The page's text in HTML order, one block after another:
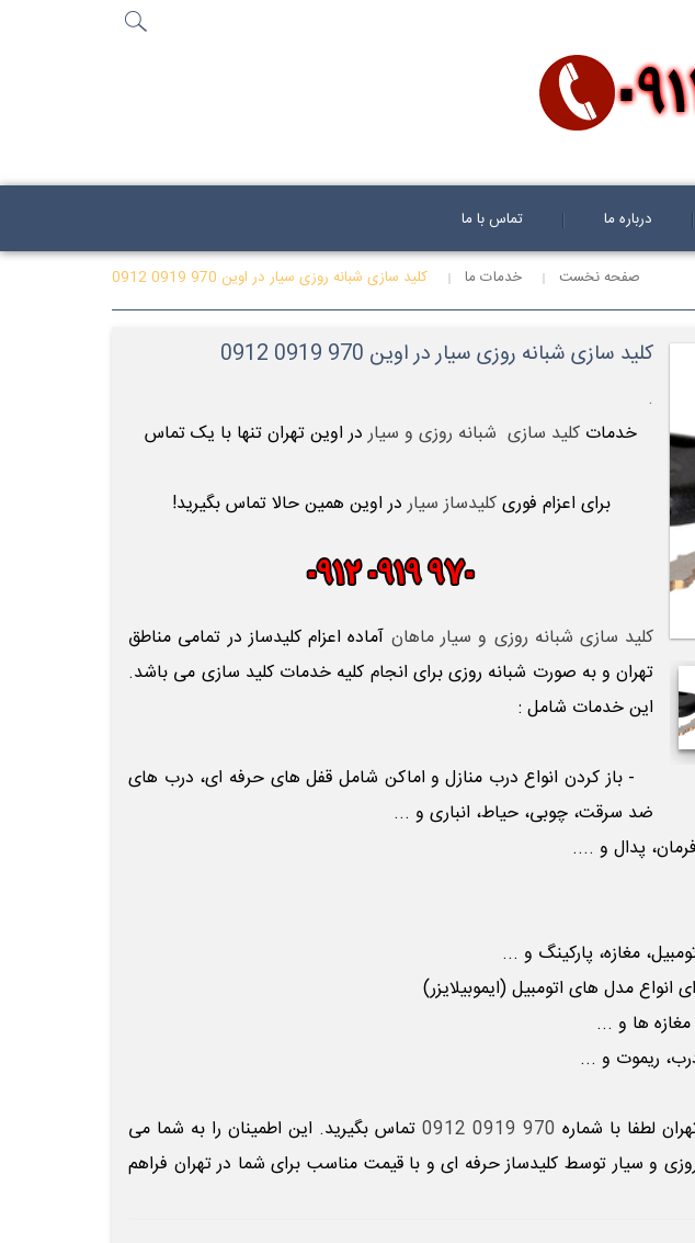
درباره ما تماس با ما
صفحه نخست خدمات ما کلید سازی شبانه روزی سیار در اوین 970 0919 0912
کلید سازی شبانه روزی سیار در اوین 970 0919 0912
.
خدمات کلید سازی شبانه روزی و سیاردر اوین تهران تنها با یک تماس
برای اعزام فوریکلیدساز سیاردر اوین همین حالا تماس بگیرید!
کلید سازی شبانه روزی و سیار ماهان آماده اعزام کلیدساز در تمامی مناطق
تهران و به صورت شبانه روزی برای انجام کلیه خدمات کلید سازی می باشد.
این خدمات شامل :
- باز کردن انواع درب منازل و اماکن شامل قفل های حرفه ای، درب های
ضد سرقت، چوبی، حیاط، انباری و ...
پدال و ....
مغازه، پارکینگ و ...
مدل های اتومبیل (ایموبیلایزر)
ها و ...
ریموت و ...
لطفا با شماره 970 0919 0912 تماس بگیرید. این اطمینان را به شما می
و سیار توسط کلیدساز حرفه ای و با قیمت مناسب برای شما در تهران فراهم